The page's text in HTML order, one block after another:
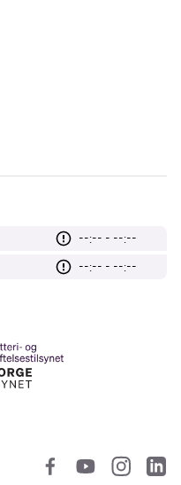
--:-- - --:--
--:-- - --:--